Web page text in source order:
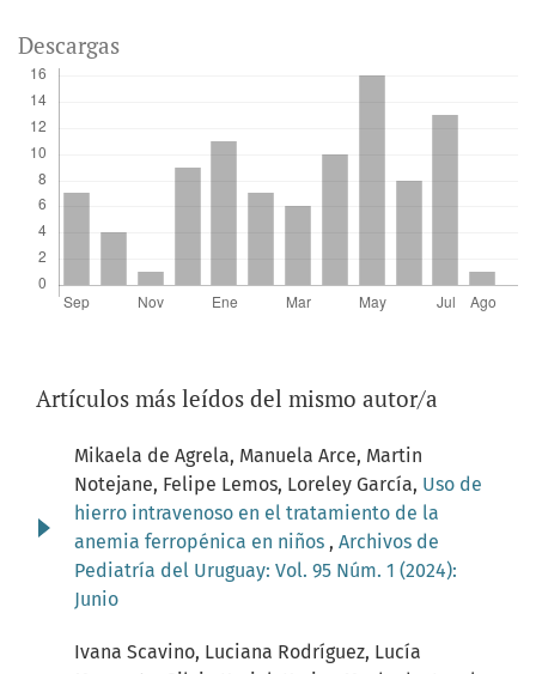
Descargas
Artículos más leídos del mismo autor/a
Mikaela de Agrela, Manuela Arce, Martin
Notejane, Felipe Lemos, Loreley García, Uso de
hierro intravenoso en el tratamiento de la
anemia ferropénica en niños , Archivos de
Pediatría del Uruguay: Vol. 95 Núm. 1 (2024):
Junio
Ivana Scavino, Luciana Rodríguez, Lucía